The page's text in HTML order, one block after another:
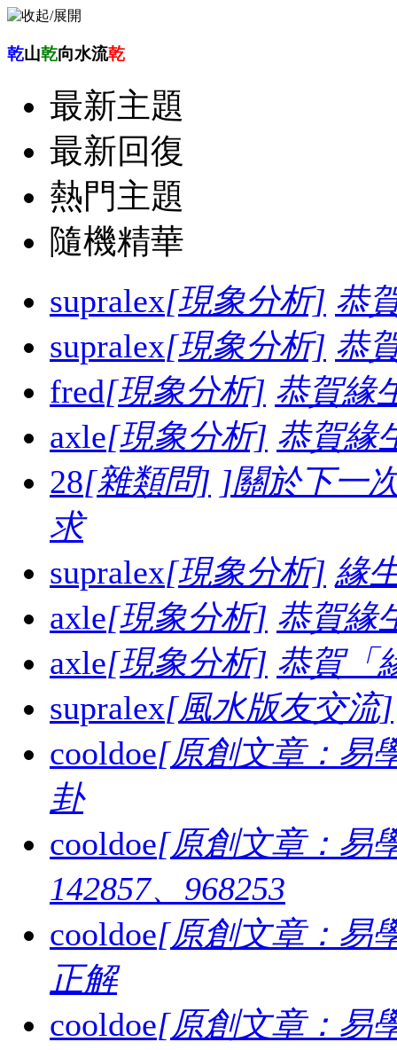
乾山乾向水流乾
最新主題
最新回復
熱門主題
隨機精華
supralex[現象分析] 恭
supralex[現象分析] 恭
fred[現象分析] 恭賀緣
axle[現象分析] 恭賀緣
28[雜類問] ]關於下一
求
supralex[現象分析] 緣
axle[現象分析] 恭賀緣
axle[現象分析] 恭賀「
supralex[風水版友交流]
cooldoe[原創文章：易
卦
cooldoe[原創文章：易
142857、968253
cooldoe[原創文章：易
正解
cooldoe[原創文章：易